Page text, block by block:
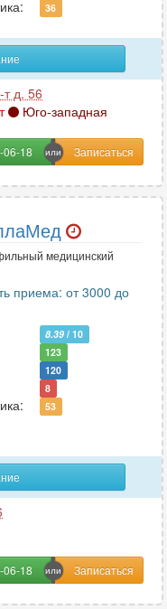
157
11
1
22
36
д. 56
Юго-западная
06-18
медицинский
приема: от 3000 до
8.39 / 10
123
120
8
53
06-18